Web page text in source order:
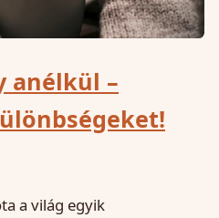
anélkül –
a világ egyik